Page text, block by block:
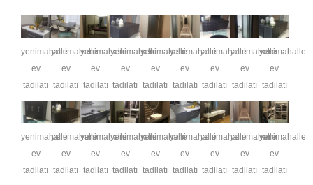
yenimahalle
ev
tadilatı
yenimahalle
ev
tadilatı
yenimahalle
ev
tadilatı
yenimahalle
ev
tadilatı
yenimahalle
ev
tadilatı
yenimahalle
ev
tadilatı
yenimahalle
ev
tadilatı
yenimahalle
ev
tadilatı
yenimahalle
ev
tadilatı
yenimahalle
ev
tadilatı
yenimahalle
ev
tadilatı
yenimahalle
ev
tadilatı
yenimahalle
ev
tadilatı
yenimahalle
ev
tadilatı
yenimahalle
ev
tadilatı
yenimahalle
ev
tadilatı
yenimahalle
ev
tadilatı
yenimahalle
ev
tadilatı